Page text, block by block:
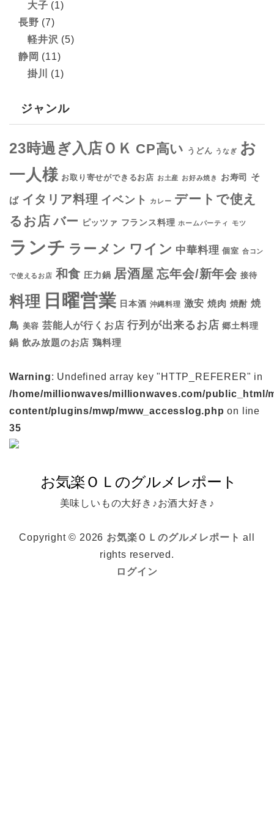
大子 (1)
長野 (7)
軽井沢 (5)
静岡 (11)
掛川
(1)
ジャンル
23時過ぎ入店ＯＫ CP高い うどん うなぎ お
一人様 お取り寄せができるお店 お土産 お好み焼き お寿司 そ
ば イタリア料理 イベント カレー デートで使え
るお店 バー ピッツァ フランス料理 ホームパーティ モツ
ランチ ラーメン ワイン 中華料理 個室 合コン
で使えるお店 和食 圧力鍋 居酒屋 忘年会/新年会 接待
料理 日曜営業 日本酒 沖縄料理 激安 焼肉 焼酎 焼
鳥 美容 芸能人が行くお店 行列が出来るお店 郷土料理
鍋 飲み放題のお店 鶏料理
Warning: Undefined array key "HTTP_REFERER" in
/home/millionwaves/millionwaves.com/public_html/
content/plugins/mwp/mww_accesslog.php on line
35
美味しいもの大好き♪お酒大好き♪
Copyright © 2026 お気楽ＯＬのグルメレポート all
rights reserved.
ログイン